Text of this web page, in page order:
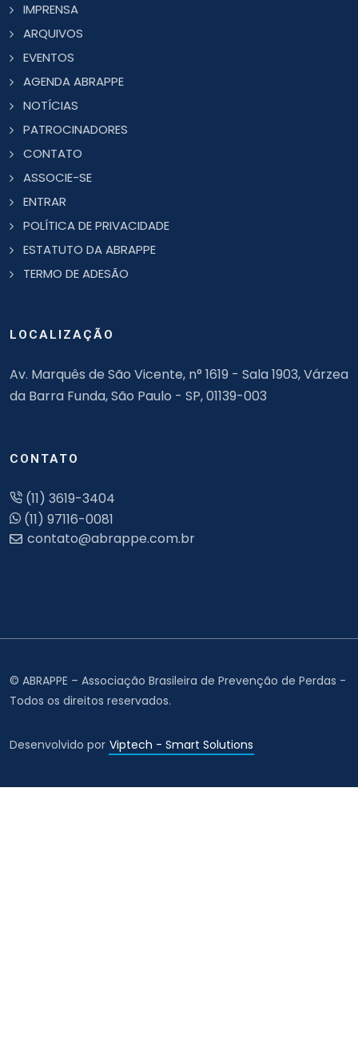
IMPRENSA
ARQUIVOS
EVENTOS
AGENDA ABRAPPE
NOTÍCIAS
PATROCINADORES
CONTATO
ASSOCIE-SE
ENTRAR
POLÍTICA DE PRIVACIDADE
ESTATUTO DA ABRAPPE
TERMO DE ADESÃO
LOCALIZAÇÃO
Av. Marquês de São Vicente, n° 1619 - Sala 1903, Várzea
da Barra Funda, São Paulo - SP, 01139-003
CONTATO
(11) 3619-3404
(11) 97116-0081
© ABRAPPE – Associação Brasileira de Prevenção de Perdas -
Todos os direitos reservados.
Desenvolvido por Viptech - Smart Solutions